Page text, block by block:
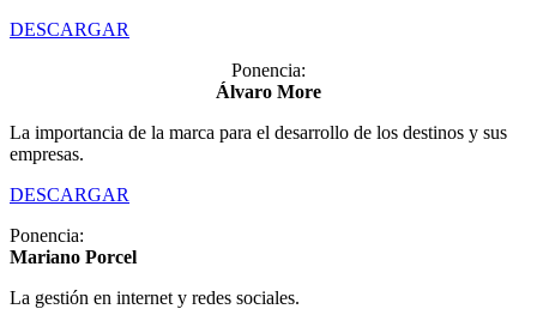
DESCARGAR
Ponencia:
Álvaro More
La importancia de la marca para el desarrollo de los destinos y sus
empresas.
DESCARGAR
Ponencia:
Mariano Porcel
La gestión en internet y redes sociales.